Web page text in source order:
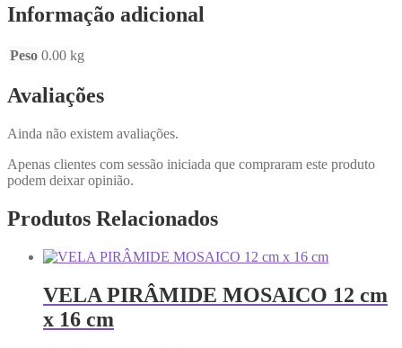
Informação adicional
Peso 0.00 kg
Avaliações
Ainda não existem avaliações.
Apenas clientes com sessão iniciada que compraram este produto
podem deixar opinião.
Produtos Relacionados
VELA PIRÂMIDE MOSAICO 12 cm
x 16 cm